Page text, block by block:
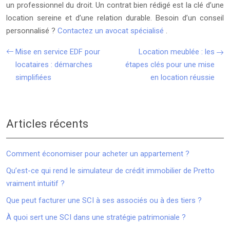
un professionnel du droit. Un contrat bien rédigé est la clé d’une
location sereine et d’une relation durable. Besoin d’un conseil
personnalisé ? Contactez un avocat spécialisé .
Mise en service EDF pour
locataires : démarches
simplifiées
Location meublée : les
étapes clés pour une mise
en location réussie
Articles récents
Comment économiser pour acheter un appartement ?
Qu’est-ce qui rend le simulateur de crédit immobilier de Pretto
vraiment intuitif ?
Que peut facturer une SCI à ses associés ou à des tiers ?
À quoi sert une SCI dans une stratégie patrimoniale ?